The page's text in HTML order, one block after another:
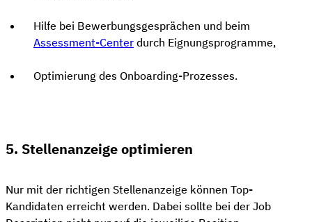
Hilfe bei Bewerbungsgesprächen und beim
Assessment-Center durch Eignungsprogramme,
Optimierung des Onboarding-Prozesses.
5. Stellenanzeige optimieren
Nur mit der richtigen Stellenanzeige können Top-
Kandidaten erreicht werden. Dabei sollte bei der Job